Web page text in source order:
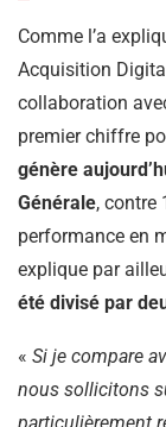
Comme l’a
Acquisition
collaboration
premier chiffre
génère
Générale, contre
performance en
explique par
été divisé par
« Si je compare
nous sollicitons